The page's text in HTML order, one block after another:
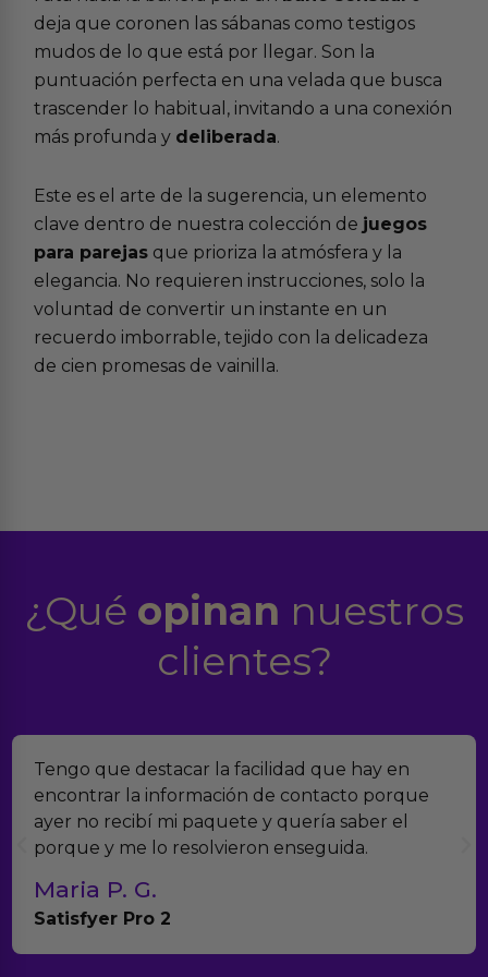
deja que coronen las sábanas como testigos
mudos de lo que está por llegar. Son la
puntuación perfecta en una velada que busca
trascender lo habitual, invitando a una conexión
más profunda y deliberada.
Este es el arte de la sugerencia, un elemento
clave dentro de nuestra colección de juegos
para parejas que prioriza la atmósfera y la
elegancia. No requieren instrucciones, solo la
voluntad de convertir un instante en un
recuerdo imborrable, tejido con la delicadeza
de cien promesas de vainilla.
¿Qué opinan nuestros
clientes?
Tengo que destacar la facilidad que hay en
encontrar la información de contacto porque
ayer no recibí mi paquete y quería saber el
porque y me lo resolvieron enseguida.
Maria P. G.
Satisfyer Pro 2